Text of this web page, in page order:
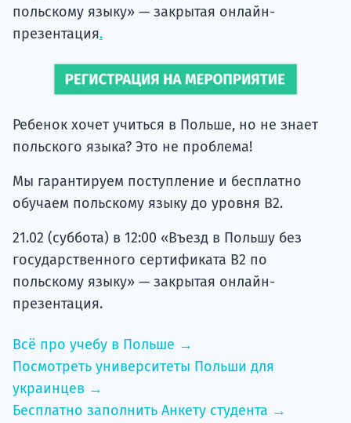
польскому языку» — закрытая онлайн-
презентация.
Ребенок хочет учиться в Польше, но не знает
польского языка? Это не проблема!
Мы гарантируем поступление и бесплатно
обучаем польскому языку до уровня B2.
21.02 (суббота) в 12:00 «Въезд в Польшу без
государственного сертификата B2 по
польскому языку» — закрытая онлайн-
презентация.
Всё про учебу в Польше →
Посмотреть университеты Польши для
украинцев →
Бесплатно заполнить Анкету студента →